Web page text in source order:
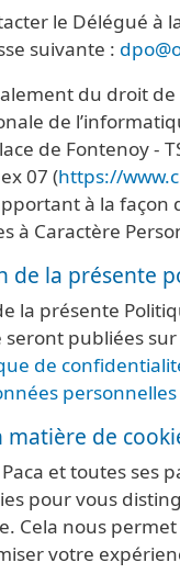
le Délégué à
suivante :
du droit de
de
de Fontenoy -
07 (https://
à la façon
à Caractère
de la présente
la présente
publiées sur
de
personnelles
matière de
Paca et toutes ses
pour vous
Cela nous
votre